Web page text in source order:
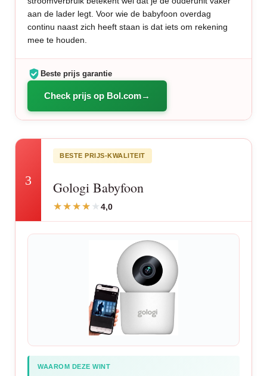
aan de lader legt. Voor wie de babyfoon overdag
continu naast zich heeft staan is dat iets om rekening
mee te houden.
Beste prijs garantie
Check prijs op Bol.com
3
BESTE PRIJS-KWALITEIT
Gologi Babyfoon
4,0
WAAROM DEZE WINT